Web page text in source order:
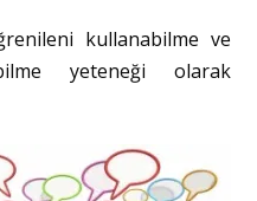
kullanabilme ve
yeteneği olarak